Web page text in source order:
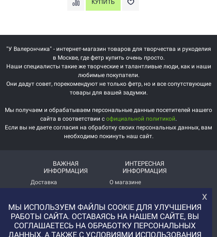
"У Валерончика" - интернет-магазин товаров для творчества и рукоделия
в Москве, где фетр купить очень просто.
Наши специалисты такие же творческие и талантливые люди, как и наши
любимые покупатели.
Они дадут совет, порекомендуют не только фетр, но и все сопутствующие
товары для вашей задумки.
Мы получаем и обрабатываем персональные данные посетителей нашего
сайта в соответствии с официальной политикой.
Если вы не даете согласия на обработку своих персональных данных, вам
необходимо покинуть наш сайт.
ВАЖНАЯ
ИНФОРМАЦИЯ
Доставка
Помощь
Политика
конфиденциальности
ИНТЕРЕСНАЯ
ИНФОРМАЦИЯ
О магазине
Отзывы о магазине
Услуга печати на фетре
и вопросы АП
х
МЫ ИСПОЛЬЗУЕМ ФАЙЛЫ COOKIE ДЛЯ УЛУЧШЕНИЯ
РАБОТЫ САЙТА. ОСТАВАЯСЬ НА НАШЕМ САЙТЕ, ВЫ
СОГЛАШАЕТЕСЬ НА ОБРАБОТКУ ПЕРСОНАЛЬНЫХ
ДАННЫХ, А ТАКЖЕ С УСЛОВИЯМИ ИСПОЛЬЗОВАНИЯ